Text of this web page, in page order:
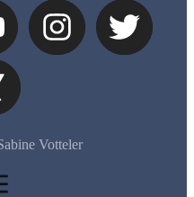
Votteler